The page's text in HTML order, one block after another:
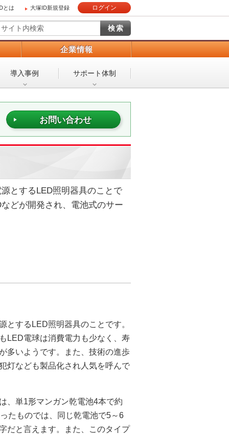
とは 大塚ID新規登録 ログイン
企業情報
導入事例 サポート体制
お問い合わせ
とするLED照明器具のことで
どが開発され、電池式のサー
とするLED照明器具のことです。
LED電球は消費電力も少なく、寿
多いようです。また、技術の進歩
灯なども製品化され人気を呼んで
、単1形マンガン乾電池4本で約
たものでは、同じ乾電池で5～6
だと言えます。また、このタイプ